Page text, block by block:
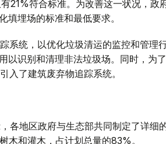
21%符合标准。为改善这一状况，政
埋场的标准和最低要求。
系统，以优化垃圾清运的监控和管理
以识别和清理非法垃圾场。同时，为
入了建筑废弃物追踪系统。
各地区政府与生态部共同制定了详细
木和灌木，占计划总量的83%。